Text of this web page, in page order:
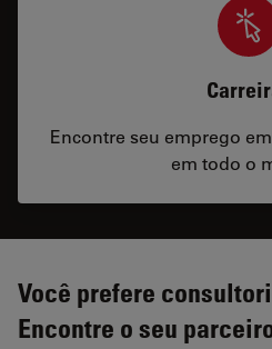
Encontre seu emprego
em todo o
Você prefere
Encontre o seu